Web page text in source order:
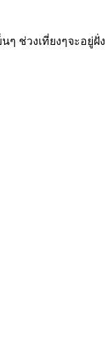
ๆ ช่วงเที่ยงๆจะอยู่ฝั่ง